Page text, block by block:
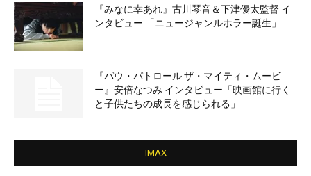
『みなに幸あれ』古川琴音＆下津優太監督 イ
ンタビュー 「ニュージャンルホラー誕生」
『パウ・パトロール ザ・マイティ・ムービ
ー』安倍なつみ インタビュー「映画館に行く
と子供たちの成長を感じられる」
IMAX